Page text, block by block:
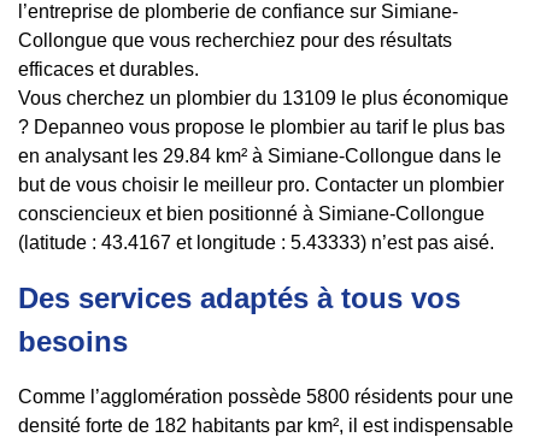
l’entreprise de plomberie de confiance sur Simiane-
Collongue que vous recherchiez pour des résultats
efficaces et durables.
Vous cherchez un plombier du 13109 le plus économique
? Depanneo vous propose le plombier au tarif le plus bas
en analysant les 29.84 km² à Simiane-Collongue dans le
but de vous choisir le meilleur pro. Contacter un plombier
consciencieux et bien positionné à Simiane-Collongue
(latitude : 43.4167 et longitude : 5.43333) n’est pas aisé.
Des services adaptés à tous vos
besoins
Comme l’agglomération possède 5800 résidents pour une
densité forte de 182 habitants par km², il est indispensable